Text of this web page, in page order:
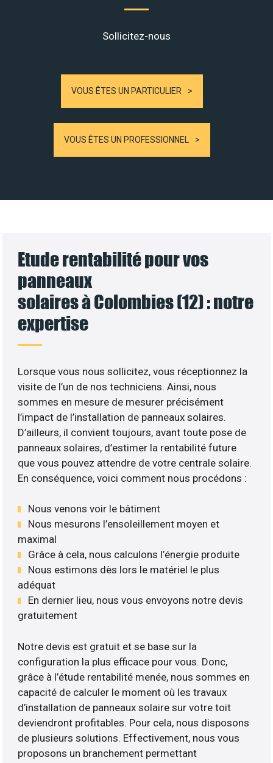
Sollicitez-nous
VOUS ÊTES UN PARTICULIER
VOUS ÊTES UN PROFESSIONNEL
Etude rentabilité pour vos
panneaux
solaires à Colombies (12) : notre
expertise
Lorsque vous nous sollicitez, vous réceptionnez la
visite de l’un de nos techniciens. Ainsi, nous
sommes en mesure de mesurer précisément
l’impact de l’installation de panneaux solaires.
D’ailleurs, il convient toujours, avant toute pose de
panneaux solaires, d’estimer la rentabilité future
que vous pouvez attendre de votre centrale solaire.
En conséquence, voici comment nous procédons :
Nous venons voir le bâtiment
Nous mesurons l’ensoleillement moyen et
maximal
Grâce à cela, nous calculons l’énergie produite
Nous estimons dès lors le matériel le plus
adéquat
En dernier lieu, nous vous envoyons notre devis
gratuitement
Notre devis est gratuit et se base sur la
configuration la plus efficace pour vous. Donc,
grâce à l’étude rentabilité menée, nous sommes en
capacité de calculer le moment où les travaux
d’installation de panneaux solaire sur votre toit
deviendront profitables. Pour cela, nous disposons
de plusieurs solutions. Effectivement, nous vous
proposons un branchement permettant